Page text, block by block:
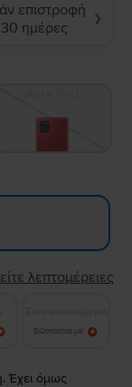
επιστροφή
ημέρες
❯
λεπτομέρειες
Ειδοποίησε με!
Έχει όμως